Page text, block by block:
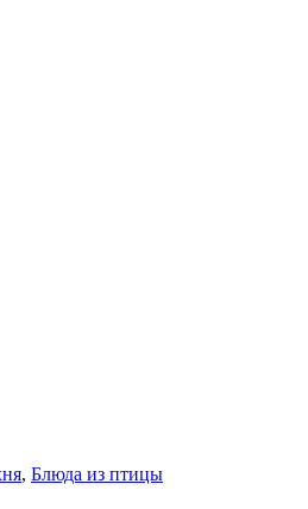
, Блюда из птицы